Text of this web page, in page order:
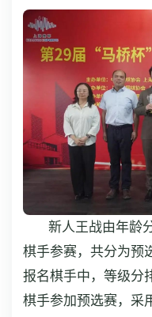
新人王战由年龄
棋手参赛，共分为预
报名棋手中，等级分
棋手参加预选赛，采